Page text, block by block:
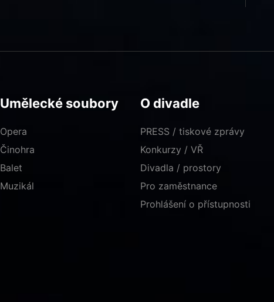
Umělecké soubory
Opera
Činohra
Balet
Muzikál
O divadle
PRESS / tiskové zprávy
Konkurzy / VŘ
Divadla / prostory
Pro zaměstnance
Prohlášení o přístupnosti